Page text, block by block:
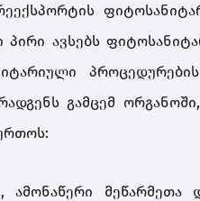
პირი ავსებს
გამცემ
ამონაწერი მეწარმეთა